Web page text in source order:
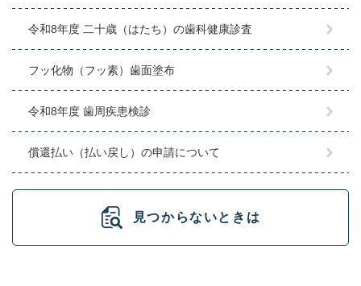
令和8年度 二十歳（はたち）の歯科健康診査
フッ化物（フッ素）歯面塗布
令和8年度 歯周疾患検診
償還払い（払い戻し）の申請について
見つからないときは